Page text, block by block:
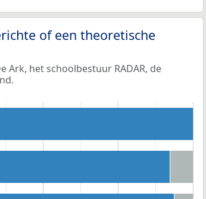
of een theoretische
Ark, het schoolbestuur RADAR, de